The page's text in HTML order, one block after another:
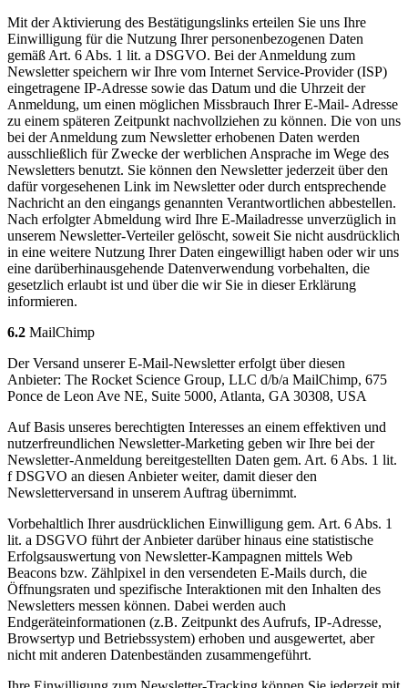
Mit der Aktivierung des Bestätigungslinks erteilen Sie uns Ihre
Einwilligung für die Nutzung Ihrer personenbezogenen Daten
gemäß Art. 6 Abs. 1 lit. a DSGVO. Bei der Anmeldung zum
Newsletter speichern wir Ihre vom Internet Service-Provider (ISP)
eingetragene IP-Adresse sowie das Datum und die Uhrzeit der
Anmeldung, um einen möglichen Missbrauch Ihrer E-Mail- Adresse
zu einem späteren Zeitpunkt nachvollziehen zu können. Die von uns
bei der Anmeldung zum Newsletter erhobenen Daten werden
ausschließlich für Zwecke der werblichen Ansprache im Wege des
Newsletters benutzt. Sie können den Newsletter jederzeit über den
dafür vorgesehenen Link im Newsletter oder durch entsprechende
Nachricht an den eingangs genannten Verantwortlichen abbestellen.
Nach erfolgter Abmeldung wird Ihre E-Mailadresse unverzüglich in
unserem Newsletter-Verteiler gelöscht, soweit Sie nicht ausdrücklich
in eine weitere Nutzung Ihrer Daten eingewilligt haben oder wir uns
eine darüberhinausgehende Datenverwendung vorbehalten, die
gesetzlich erlaubt ist und über die wir Sie in dieser Erklärung
informieren.
6.2 MailChimp
Der Versand unserer E-Mail-Newsletter erfolgt über diesen
Anbieter: The Rocket Science Group, LLC d/b/a MailChimp, 675
Ponce de Leon Ave NE, Suite 5000, Atlanta, GA 30308, USA
Auf Basis unseres berechtigten Interesses an einem effektiven und
nutzerfreundlichen Newsletter-Marketing geben wir Ihre bei der
Newsletter-Anmeldung bereitgestellten Daten gem. Art. 6 Abs. 1 lit.
f DSGVO an diesen Anbieter weiter, damit dieser den
Newsletterversand in unserem Auftrag übernimmt.
Vorbehaltlich Ihrer ausdrücklichen Einwilligung gem. Art. 6 Abs. 1
lit. a DSGVO führt der Anbieter darüber hinaus eine statistische
Erfolgsauswertung von Newsletter-Kampagnen mittels Web
Beacons bzw. Zählpixel in den versendeten E-Mails durch, die
Öffnungsraten und spezifische Interaktionen mit den Inhalten des
Newsletters messen können. Dabei werden auch
Endgeräteinformationen (z.B. Zeitpunkt des Aufrufs, IP-Adresse,
Browsertyp und Betriebssystem) erhoben und ausgewertet, aber
nicht mit anderen Datenbeständen zusammengeführt.